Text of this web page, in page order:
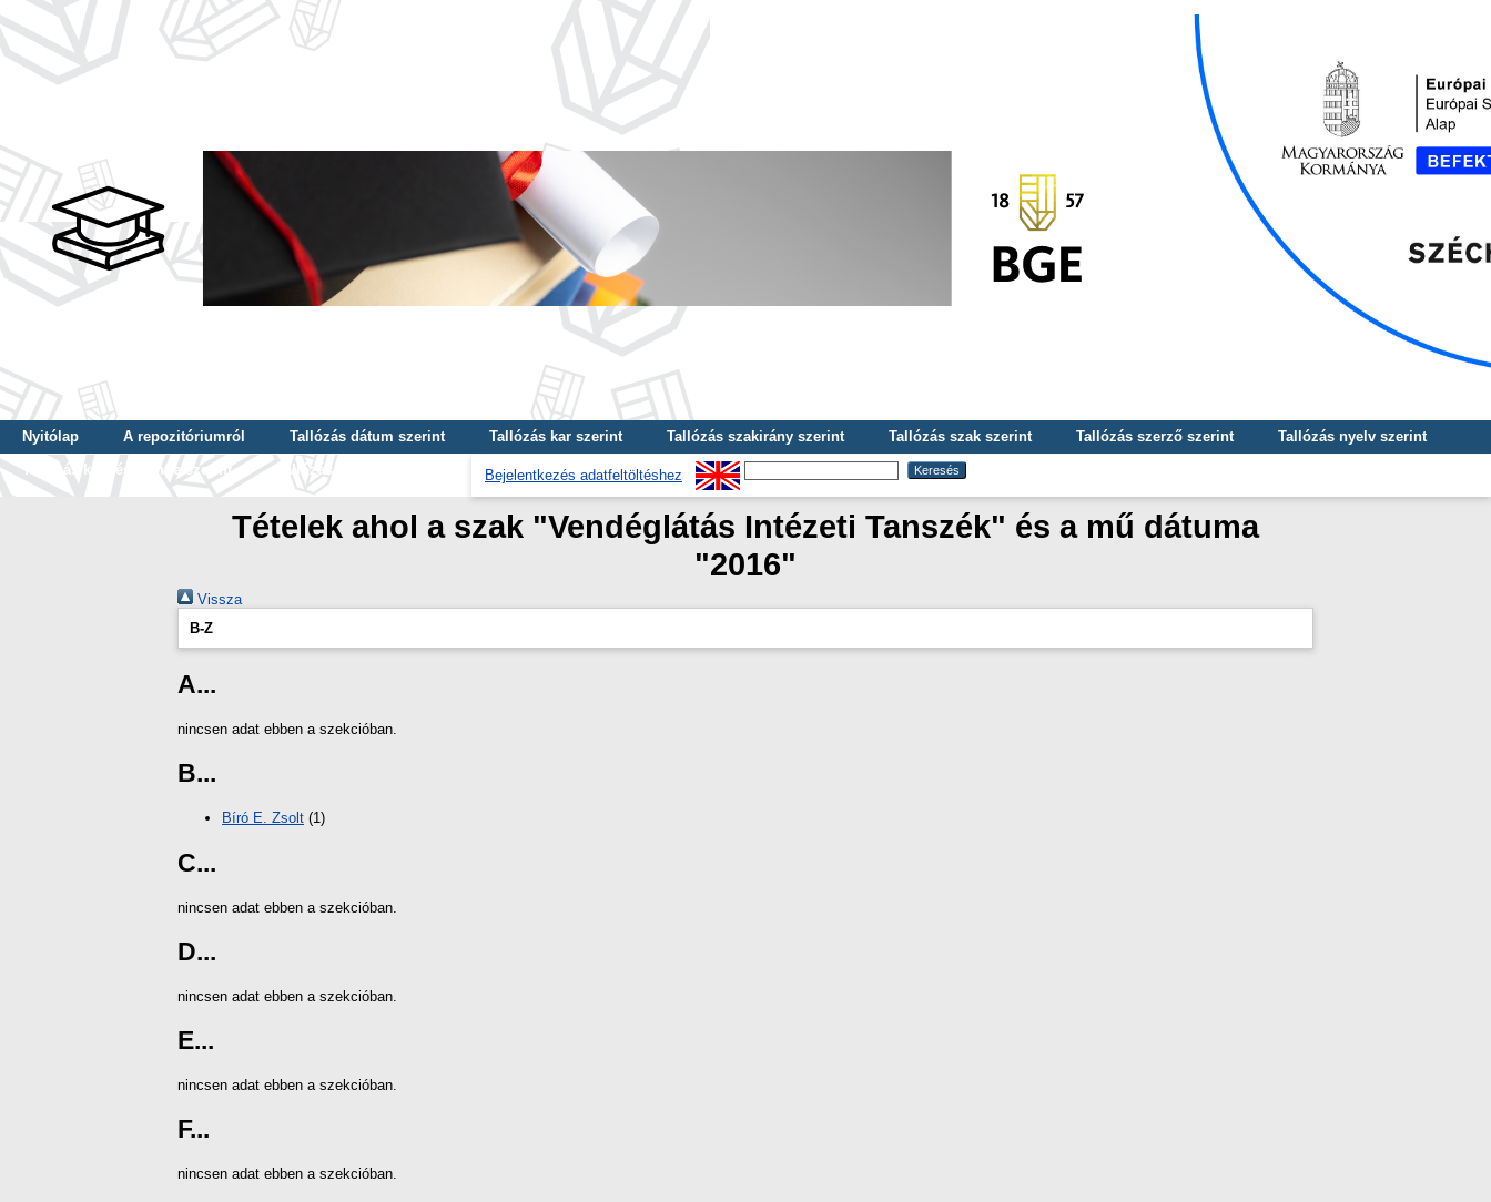
Nyitólap A repozitóriumról Tallózás dátum szerint Tallózás kar szerint Tallózás szakirány szerint Tallózás szak szerint Tallózás szerző szerint
Tallózás nyelv szerint
Tallózás képzés szintje szerint
Tallózás kulcsszó szerint Bejelentkezés adatfeltöltéshez
Tételek ahol a szak "Vendéglátás Intézeti Tanszék" és a mű dátuma
"2016"
Vissza
B-Z
A...
nincsen adat ebben a szekcióban.
B...
Bíró E. Zsolt (1)
C...
nincsen adat ebben a szekcióban.
D...
nincsen adat ebben a szekcióban.
E...
nincsen adat ebben a szekcióban.
F...
nincsen adat ebben a szekcióban.